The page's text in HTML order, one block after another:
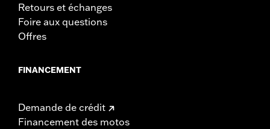
Retours et échanges
Foire aux questions
Offres
FINANCEMENT
Demande de crédit
Financement des motos